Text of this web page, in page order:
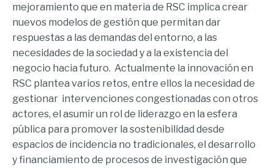
mejoramiento que en materia de RSC implica crear
nuevos modelos de gestión que permitan dar
respuestas a las demandas del entorno, a las
necesidades de la sociedad y a la existencia del
negocio hacia futuro. Actualmente la innovación en
RSC plantea varios retos, entre ellos la necesidad de
gestionar intervenciones congestionadas con otros
actores, el asumir un rol de liderazgo en la esfera
pública para promover la sostenibilidad desde
espacios de incidencia no tradicionales, el desarrollo
y financiamiento de procesos de investigación que